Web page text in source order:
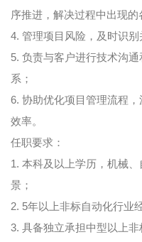
序推进，解决过程中出现的
4. 管理项目风险，及时识
5. 负责与客户进行技术沟
系；
6. 协助优化项目管理流程
效率。
任职要求：
1. 本科及以上学历，机械
景；
2. 5年以上非标自动化行业
3. 具备独立承担中型以上